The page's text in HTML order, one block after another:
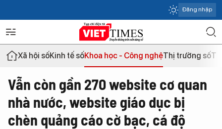
Đăng nhập
Xã hội sốKinh tế sốKhoa học - Công nghệThị trường số
Vẫn còn gần 270 website cơ quan
nhà nước, website giáo dục bị
chèn quảng cáo cờ bạc, cá độ